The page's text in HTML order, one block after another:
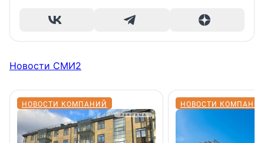
Новости СМИ2
НОВОСТИ КОМПАНИЙ НОВОСТИ